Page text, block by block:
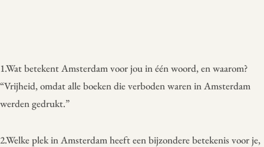
1.Wat betekent Amsterdam voor jou in één woord, en waarom?
“Vrijheid, omdat alle boeken die verboden waren in Amsterdam
werden gedrukt.”
2.Welke plek in Amsterdam heeft een bijzondere betekenis voor je,